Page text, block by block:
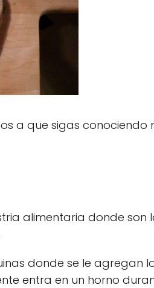
a que sigas conociendo
alimentaria donde son
donde se le agregan
entra en un horno